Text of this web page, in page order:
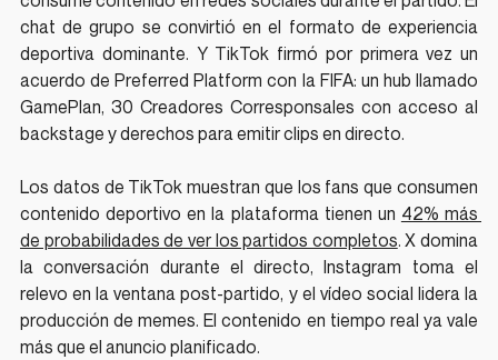
chat de grupo se convirtió en el formato de experiencia
deportiva dominante. Y TikTok firmó por primera vez un
acuerdo de Preferred Platform con la FIFA: un hub llamado
GamePlan, 30 Creadores Corresponsales con acceso al
backstage y derechos para emitir clips en directo.
Los datos de TikTok muestran que los fans que consumen
contenido deportivo en la plataforma tienen un 42% más
de probabilidades de ver los partidos completos. X domina
la conversación durante el directo, Instagram toma el
relevo en la ventana post-partido, y el vídeo social lidera la
producción de memes. El contenido en tiempo real ya vale
más que el anuncio planificado.